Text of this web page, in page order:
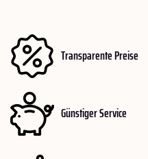
Transparente Preise
Günstiger Service